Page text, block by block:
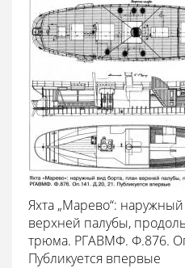
Яхта „Марево“:
верхней палубы,
трюма. РГАВМФ. Ф.876.
Публикуется впервые